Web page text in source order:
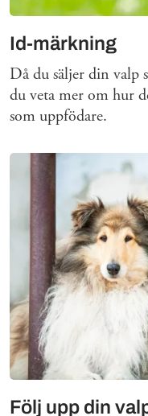
Id-märkning
Då du säljer din valp
du veta mer om hur
som uppfödare.
Följ upp din